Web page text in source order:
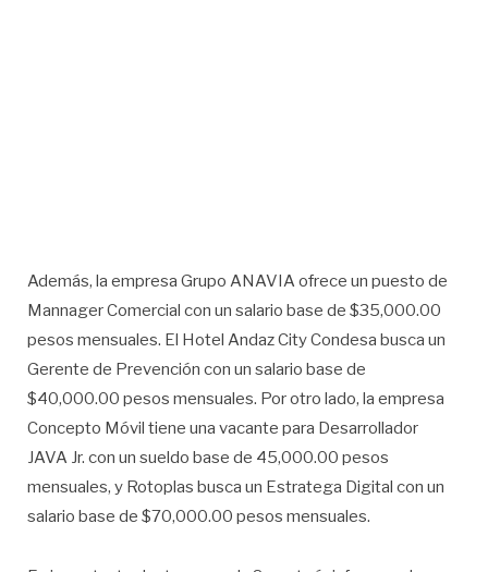
Además, la empresa Grupo ANAVIA ofrece un puesto de
Mannager Comercial con un salario base de $35,000.00
pesos mensuales. El Hotel Andaz City Condesa busca un
Gerente de Prevención con un salario base de
$40,000.00 pesos mensuales. Por otro lado, la empresa
Concepto Móvil tiene una vacante para Desarrollador
JAVA Jr. con un sueldo base de 45,000.00 pesos
mensuales, y Rotoplas busca un Estratega Digital con un
salario base de $70,000.00 pesos mensuales.